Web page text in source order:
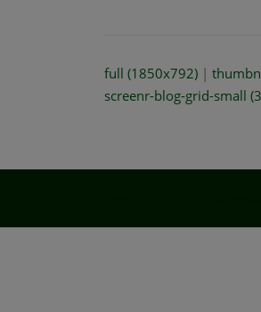
full (1850x792) |
screenr-blog-grid-small
Copyright © 2026